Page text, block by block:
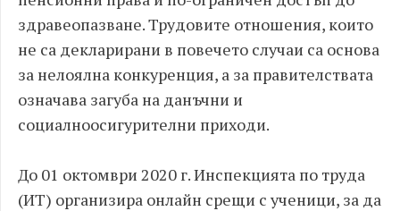
здравеопазване. Трудовите отношения, които
не са декларирани в повечето случаи са основа
за нелоялна конкуренция, а за правителствата
означава загуба на данъчни и
социалноосигурителни приходи.
До 01 октомври 2020 г. Инспекцията по труда
(ИТ) организира онлайн срещи с ученици, за да